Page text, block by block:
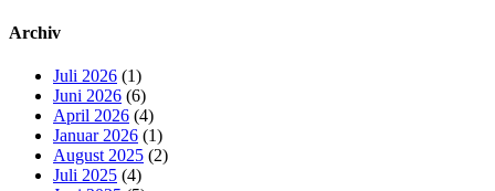
Archiv
Juli 2026 (1)
Juni 2026 (6)
April 2026 (4)
Januar 2026 (1)
August 2025 (2)
Juli 2025 (4)